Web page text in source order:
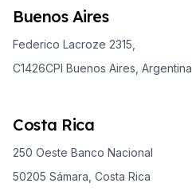
Buenos Aires
Federico Lacroze 2315,
C1426CPI Buenos Aires, Argentina
Costa Rica
250 Oeste Banco Nacional
50205 Sámara, Costa Rica